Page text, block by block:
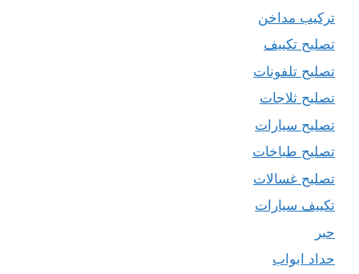
تركيب مداخن
تصليح تكييف
تصليح تلفونات
تصليح ثلاجات
تصليح سيارات
تصليح طباخات
تصليح غسالات
تكييف سيارات
حبر
حداد ابواب